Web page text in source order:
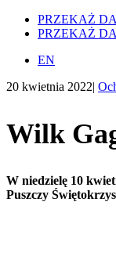
PRZEKAŻ
PRZEKAŻ
EN
20 kwietnia 2022|
Wilk
W niedzielę 10
Puszczy